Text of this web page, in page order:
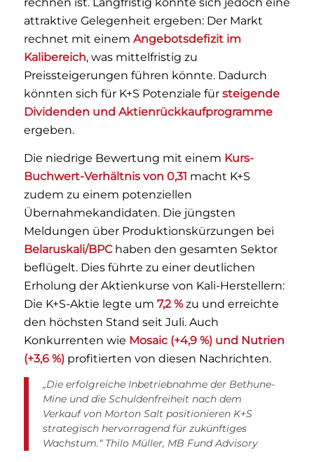
attraktive Gelegenheit ergeben: Der Markt
rechnet mit einem Angebotsdefizit im
Kalibereich, was mittelfristig zu
Preissteigerungen führen könnte. Dadurch
könnten sich für K+S Potenziale für steigende
Dividenden und Aktienrückkaufprogramme
ergeben.
Die niedrige Bewertung mit einem Kurs-
Buchwert-Verhältnis von 0,31 macht K+S
zudem zu einem potenziellen
Übernahmekandidaten. Die jüngsten
Meldungen über Produktionskürzungen bei
Belaruskali/BPChaben den gesamten Sektor
beflügelt. Dies führte zu einer deutlichen
Erholung der Aktienkurse von Kali-Herstellern:
Die K+S-Aktie legte um 7,2 %zu und erreichte
den höchsten Stand seit Juli. Auch
Konkurrenten wie Mosaic (+4,9 %) und Nutrien
(+3,6 %)profitierten von diesen Nachrichten.
„Die erfolgreiche Inbetriebnahme der Bethune-
Mine und die Schuldenfreiheit nach dem
Verkauf von Morton Salt positionieren K+S
strategisch hervorragend für zukünftiges
Wachstum.“ Thilo Müller, MB Fund Advisory